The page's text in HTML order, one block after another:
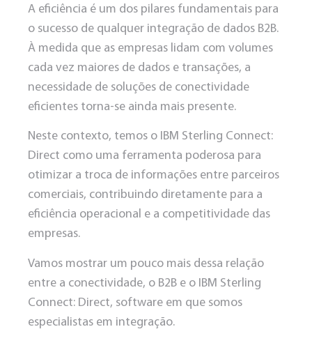
A eficiência é um dos pilares fundamentais para
o sucesso de qualquer integração de dados B2B.
À medida que as empresas lidam com volumes
cada vez maiores de dados e transações, a
necessidade de soluções de conectividade
eficientes torna-se ainda mais presente.
Neste contexto, temos o IBM Sterling Connect:
Direct como uma ferramenta poderosa para
otimizar a troca de informações entre parceiros
comerciais, contribuindo diretamente para a
eficiência operacional e a competitividade das
empresas.
Vamos mostrar um pouco mais dessa relação
entre a conectividade, o B2B e o IBM Sterling
Connect: Direct, software em que somos
especialistas em integração.